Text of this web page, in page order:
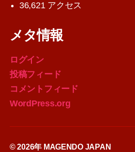
36,621 アクセス
メタ情報
ログイン
投稿フィード
コメントフィード
WordPress.org
© 2026年 MAGENDO JAPAN